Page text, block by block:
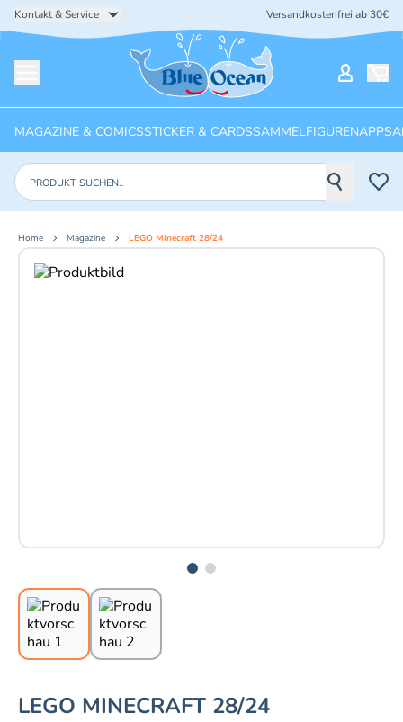
Kontakt & Service Versandkostenfrei ab 30€
Startseite
MAGAZINE & COMICSSTICKER & CARDSSAMMELFIGURENAPPS
Produkte suchen
Home Magazine LEGO Minecraft 28/24
Aktuelles Bild: 1 von 2
LEGO MINECRAFT 28/24